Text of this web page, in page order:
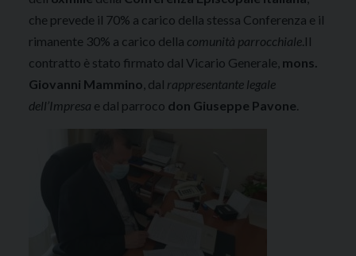
che prevede il 70% a carico della stessa Conferenza e il
rimanente 30% a carico della comunità parrocchiale.Il
contratto è stato firmato dal Vicario Generale, mons.
Giovanni Mammino , dal rappresentante legale
dell’Impresa e dal parroco don Giuseppe Pavone.